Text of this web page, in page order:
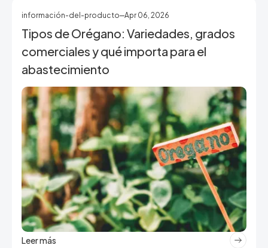
información-del-producto Apr 06, 2026
Tipos de Orégano: Variedades, grados
comerciales y qué importa para el
abastecimiento
Leer más